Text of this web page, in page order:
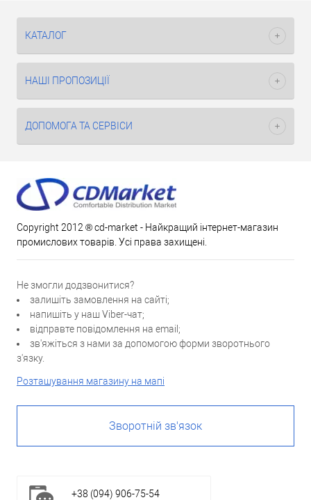
КАТАЛОГ
НАШІ ПРОПОЗИЦІЇ
ДОПОМОГА ТА СЕРВІСИ
Copyright 2012 ® cd-market - Найкращий інтернет-магазин
промислових товарів. Усі права захищені.
Не змогли додзвонитися?
залишіть замовлення на сайті;
напишіть у наш Viber-чат;
відправте повідомлення на email;
зв'яжіться з нами за допомогою форми зворотнього
з'язку.
Розташування магазину на мапі
Зворотній зв'язок
+38 (094) 906-75-54